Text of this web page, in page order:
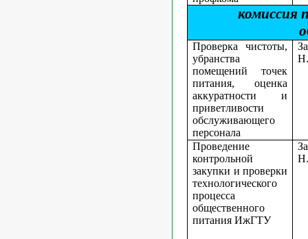
комиссия
Проверка чистоты,
убранства
помещений точек
питания, оценка
аккуратности и
приветливости
обслуживающего
персонала
Проведение
контрольной
закупки и проверки
технологического
процесса
общественного
питания ИжГТУ